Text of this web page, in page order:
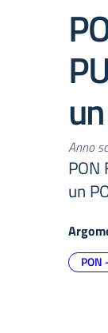
Anno
PON
un
PON